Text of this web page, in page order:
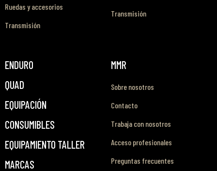
Ruedas y accesorios
Transmisión
Transmisión
ENDURO
QUAD
EQUIPACIÓN
CONSUMIBLES
EQUIPAMIENTO TALLER
MARCAS
MMR
Sobre nosotros
Contacto
Trabaja con nosotros
Acceso profesionales
Preguntas frecuentes